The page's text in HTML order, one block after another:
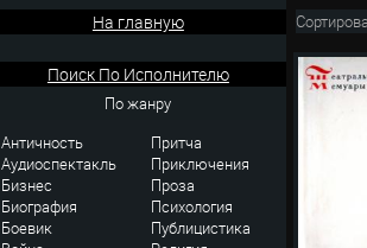
На главную
Поиск По Исполнителю
По жанру
Античность
Аудиоспектакль
Бизнес
Биография
Боевик
Притча
Приключения
Проза
Психология
Публицистика